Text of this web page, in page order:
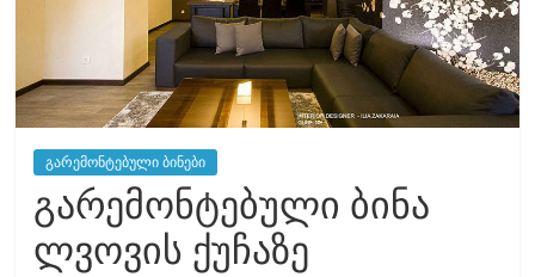
გარემონტებული ბინები
გარემონტებული ბინა
ლვოვის ქუჩაზე